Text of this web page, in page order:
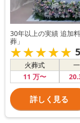
30年以上の実績 追加
葬」
★★★★★
★★★★★
火葬式
11 万〜
20
詳しく見る